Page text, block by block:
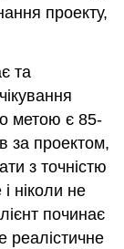
проекту,
та
метою є 85-
за проектом,
з точністю
ніколи не
починає
реалістичне